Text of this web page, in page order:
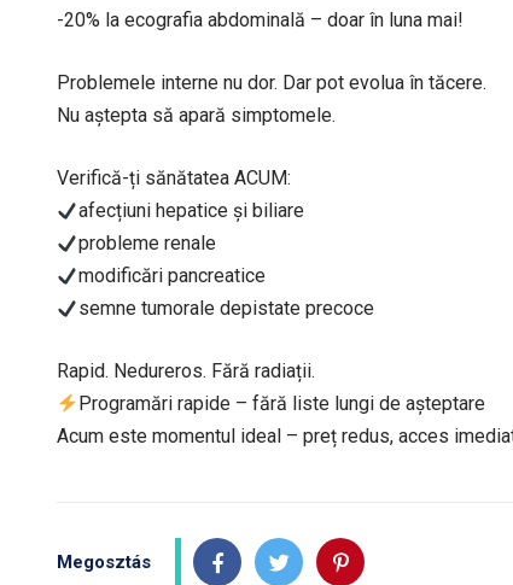
-20% la ecografia abdominală – doar în luna mai!
Problemele interne nu dor. Dar pot evolua în tăcere.
Nu aștepta să apară simptomele.
Verifică-ți sănătatea ACUM:
afecțiuni hepatice și biliare
probleme renale
modificări pancreatice
semne tumorale depistate precoce
Rapid. Nedureros. Fără radiații.
Programări rapide – fără liste lungi de așteptare
Acum este momentul ideal – preț redus, acces
Megosztás